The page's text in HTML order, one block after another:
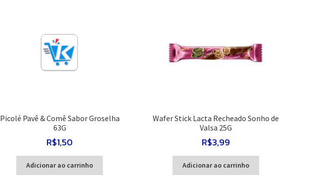
Picolé Pavê & Comê Sabor Groselha
63G
R$1,50
Adicionar ao carrinho
Wafer Stick Lacta Recheado Sonho de
Valsa 25G
R$3,99
Adicionar ao carrinho